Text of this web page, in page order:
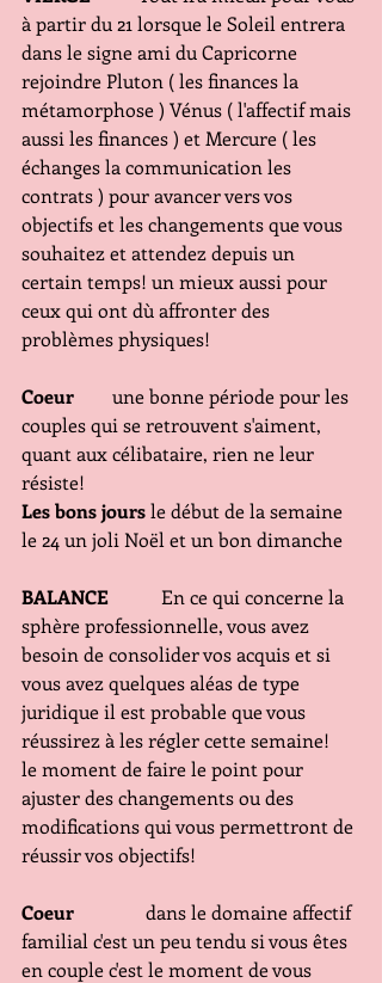
à partir du 21 lorsque le Soleil entrera
dans le signe ami du Capricorne
rejoindre Pluton ( les finances la
métamorphose ) Vénus ( l'affectif mais
aussi les finances ) et Mercure ( les
échanges la communication les
contrats ) pour avancer vers vos
objectifs et les changements que vous
souhaitez et attendez depuis un
certain temps! un mieux aussi pour
ceux qui ont dù affronter des
problèmes physiques!
Coeur
      une bonne période pour les
couples qui se retrouvent s'aiment,
quant aux célibataire, rien ne leur
résiste!
Les bons jours le début de la semaine
le 24 un joli Noël et un bon dimanche
BALANCE
          En ce qui concerne la
sphère professionnelle, vous avez
besoin de consolider vos acquis et si
vous avez quelques aléas de type
juridique il est probable que vous
réussirez à les régler cette semaine!
le moment de faire le point pour
ajuster des changements ou des
modifications qui vous permettront de
réussir vos objectifs!
Coeur
               dans le domaine affectif
familial c'est un peu tendu si vous êtes
en couple c'est le moment de vous